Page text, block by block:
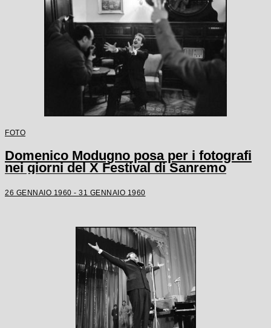
FOTO
Domenico Modugno posa per i fotografi
nei giorni del X Festival di Sanremo
26 GENNAIO 1960 - 31 GENNAIO 1960